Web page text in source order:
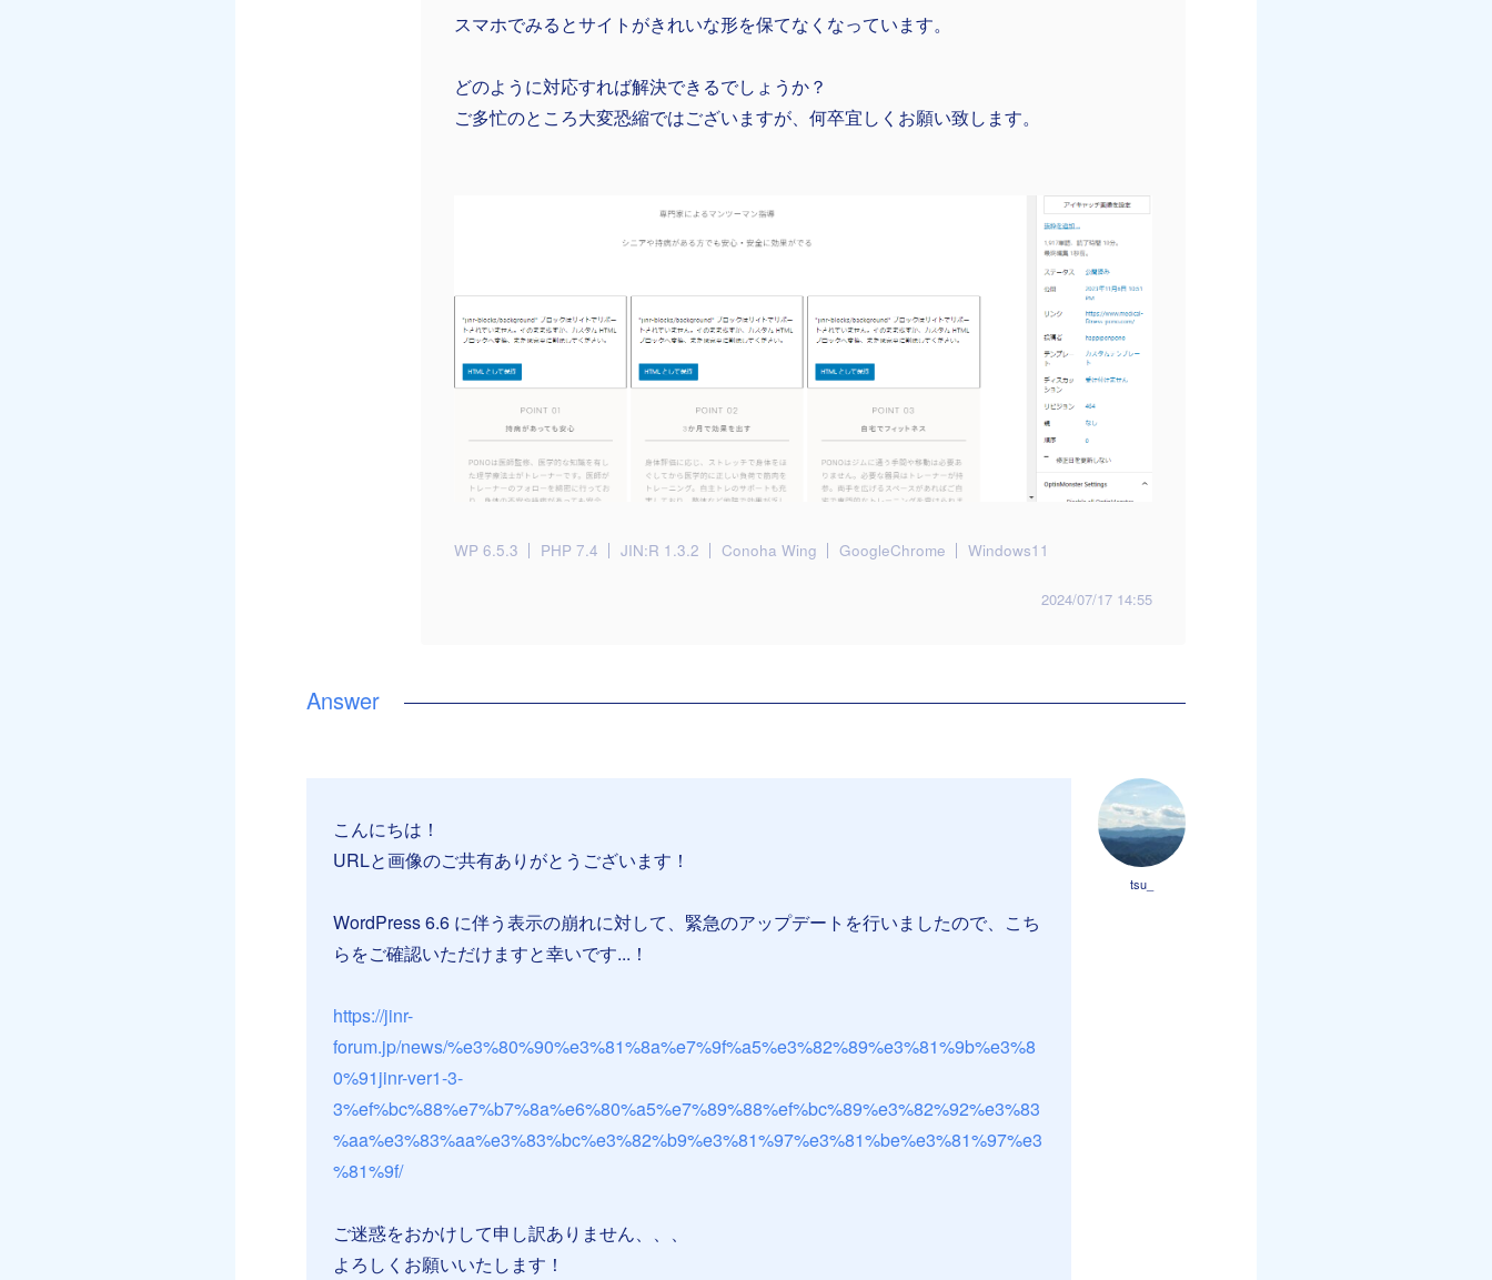
スマホでみるとサイトがきれいな形を保てなくなっています。
どのように対応すれば解決できるでしょうか？
ご多忙のところ大変恐縮ではございますが、何卒宜しくお願い致します。
WP 6.5.3 PHP 7.4 JIN:R 1.3.2 Conoha Wing GoogleChrome Windows11
2024/07/17 14:55
tsu_
こんにちは！
URLと画像のご共有ありがとうございます！
WordPress 6.6 に伴う表示の崩れに対して、緊急のアップデートを行いましたので、こち
らをご確認いただけますと幸いです...！
https://jinr-
forum.jp/news/%e3%80%90%e3%81%8a%e7%9f%a5%e3%82%89%e3%81%9b%e3%8
0%91jinr-ver1-3-
3%ef%bc%88%e7%b7%8a%e6%80%a5%e7%89%88%ef%bc%89%e3%82%92%e3%83
%aa%e3%83%aa%e3%83%bc%e3%82%b9%e3%81%97%e3%81%be%e3%81%97%e3
%81%9f/
ご迷惑をおかけして申し訳ありません、、、
よろしくお願いいたします！